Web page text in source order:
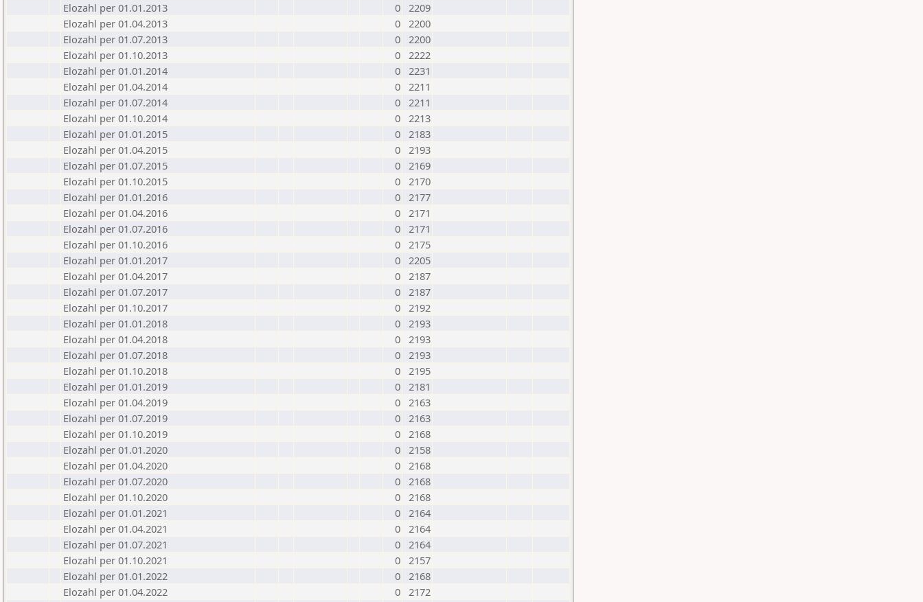
Elozahl per 01.01.2013
0 2209
Elozahl per 01.04.2013
0 2200
Elozahl per 01.07.2013
0 2200
Elozahl per 01.10.2013
0 2222
Elozahl per 01.01.2014
0 2231
Elozahl per 01.04.2014
0 2211
Elozahl per 01.07.2014
0 2211
Elozahl per 01.10.2014
0 2213
Elozahl per 01.01.2015
0 2183
Elozahl per 01.04.2015
0 2193
Elozahl per 01.07.2015
0 2169
Elozahl per 01.10.2015
0 2170
Elozahl per 01.01.2016
0 2177
Elozahl per 01.04.2016
0 2171
Elozahl per 01.07.2016
0 2171
Elozahl per 01.10.2016
0 2175
Elozahl per 01.01.2017
0 2205
Elozahl per 01.04.2017
0 2187
Elozahl per 01.07.2017
0 2187
Elozahl per 01.10.2017
0 2192
Elozahl per 01.01.2018
0 2193
Elozahl per 01.04.2018
0 2193
Elozahl per 01.07.2018
0 2193
Elozahl per 01.10.2018
0 2195
Elozahl per 01.01.2019
0 2181
Elozahl per 01.04.2019
0 2163
Elozahl per 01.07.2019
0 2163
Elozahl per 01.10.2019
0 2168
Elozahl per 01.01.2020
0 2158
Elozahl per 01.04.2020
0 2168
Elozahl per 01.07.2020
0 2168
Elozahl per 01.10.2020
0 2168
Elozahl per 01.01.2021
0 2164
Elozahl per 01.04.2021
0 2164
Elozahl per 01.07.2021
0 2164
Elozahl per 01.10.2021
0 2157
Elozahl per 01.01.2022
0 2168
Elozahl per 01.04.2022
0 2172